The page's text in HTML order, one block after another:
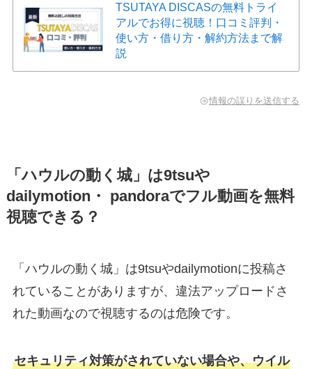
TSUTAYA DISCASの無料トライ
アルでお得に視聴！口コミ評判・
使い方・借り方・解約方法まで解
説
情報の誤りを送信する
「ハウルの動く城」は9tsuや
dailymotion・ pandoraでフル動画を無料
視聴できる？
「ハウルの動く城」は9tsuやdailymotionに投稿さ
れていることがありますが、違法アップロードさ
れた動画なので視聴するのは危険です。
セキュリティ対策がされていない場合や、ウイル